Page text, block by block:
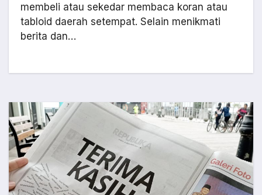
membeli atau sekedar membaca koran atau
tabloid daerah setempat. Selain menikmati
berita dan…